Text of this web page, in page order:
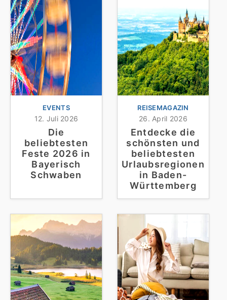
EVENTS
12. Juli 2026
Die
beliebtesten
Feste 2026 in
Bayerisch
Schwaben
REISEMAGAZIN
26. April 2026
Entdecke die
schönsten und
beliebtesten
Urlaubsregionen
in Baden-
Württemberg